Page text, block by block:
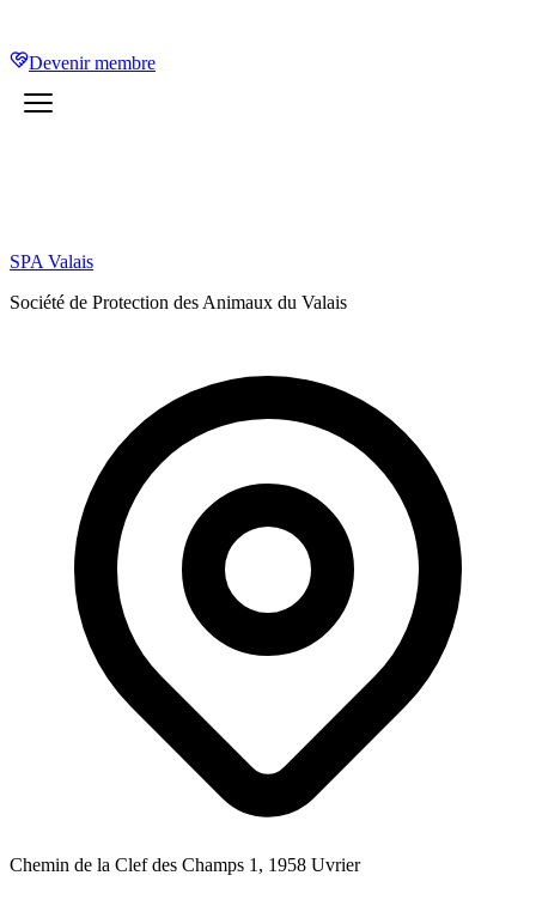
Devenir membre
SPA Valais
Société de Protection des Animaux du Valais
Chemin de la Clef des Champs 1, 1958 Uvrier